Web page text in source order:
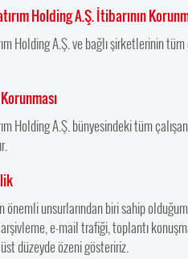
Holding A.Ş. İtibarının
Holding A.Ş. ve bağlı şirketlerinin
Holding A.Ş. bünyesindeki tüm
önemli unsurlarından biri sahip
e-mail trafiği, toplantı
düzeyde özeni gösteririz.